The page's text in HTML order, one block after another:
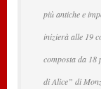
più antiche e
inizierà alle 19
composta da 18
di Alice” di